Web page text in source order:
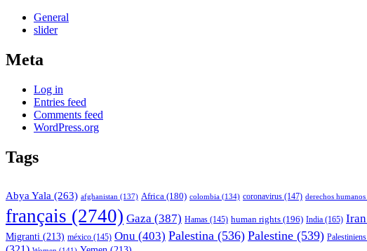
General
slider
Meta
Log in
Entries feed
Comments feed
WordPress.org
Tags
Abya Yala (263) afghanistan (137) Africa (180) colombia (134) coronavirus (147) derechos humanos
français (2740) Gaza (387) Hamas (145) human rights (196) India (165) Iran
Migranti (213) méxico (145) Onu (403) Palestina (536) Palestine (539) Palestiniens